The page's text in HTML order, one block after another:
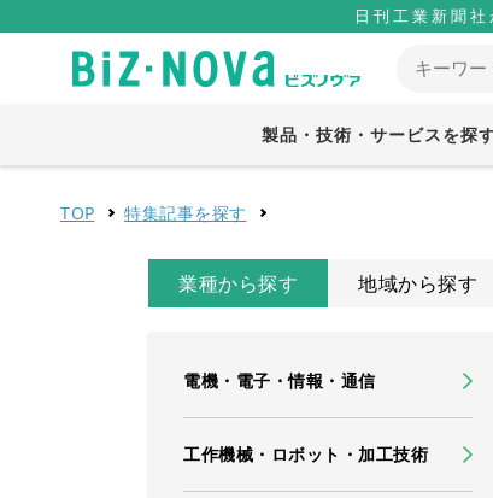
日刊工業新聞
製品・技術・サービスを探
TOP 特集記事を探す
業種から探す 地域から探す
電機・電子・情報・通信
工作機械・ロボット・加工技術